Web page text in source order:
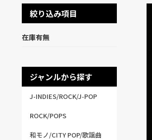
絞り込み項目
在庫有無
ジャンルから探す
J-INDIES/ROCK/J-POP
ROCK/POPS
和モノ/CITY POP/歌謡曲